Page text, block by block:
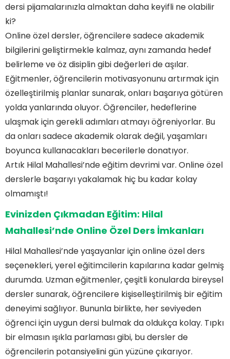
dersi pijamalarınızla almaktan daha keyifli ne olabilir
ki?
Online özel dersler, öğrencilere sadece akademik
bilgilerini geliştirmekle kalmaz, aynı zamanda hedef
belirleme ve öz disiplin gibi değerleri de aşılar.
Eğitmenler, öğrencilerin motivasyonunu artırmak için
özelleştirilmiş planlar sunarak, onları başarıya götüren
yolda yanlarında oluyor. Öğrenciler, hedeflerine
ulaşmak için gerekli adımları atmayı öğreniyorlar. Bu
da onları sadece akademik olarak değil, yaşamları
boyunca kullanacakları becerilerle donatıyor.
Artık Hilal Mahallesi’nde eğitim devrimi var. Online özel
derslerle başarıyı yakalamak hiç bu kadar kolay
olmamıştı!
Evinizden Çıkmadan Eğitim: Hilal
Mahallesi’nde Online Özel Ders İmkanları
Hilal Mahallesi’nde yaşayanlar için online özel ders
seçenekleri, yerel eğitimcilerin kapılarına kadar gelmiş
durumda. Uzman eğitmenler, çeşitli konularda bireysel
dersler sunarak, öğrencilere kişiselleştirilmiş bir eğitim
deneyimi sağlıyor. Bununla birlikte, her seviyeden
öğrenci için uygun dersi bulmak da oldukça kolay. Tıpkı
bir elmasın ışıkla parlaması gibi, bu dersler de
öğrencilerin potansiyelini gün yüzüne çıkarıyor.